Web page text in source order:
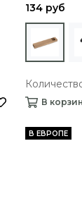
134 руб
В
В ЕВРОПЕ